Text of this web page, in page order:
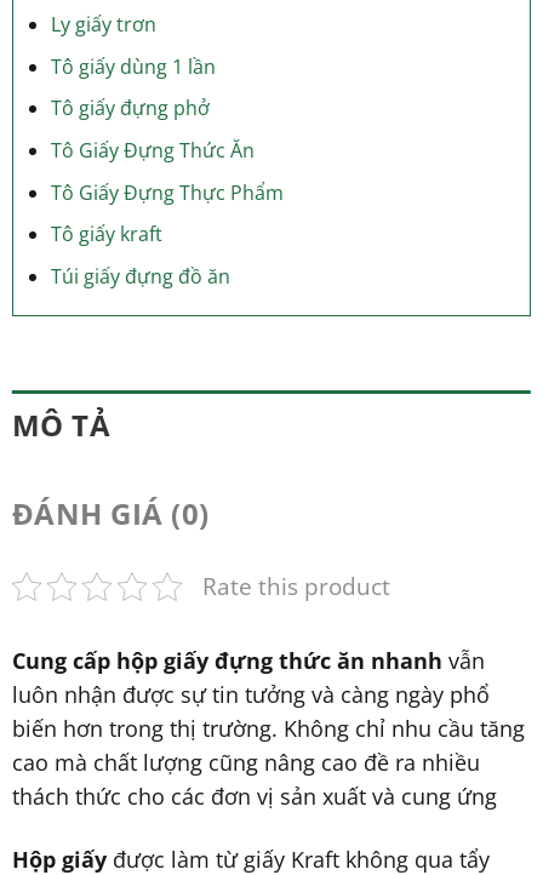
Ly giấy trơn
Tô giấy dùng 1 lần
Tô giấy đựng phở
Tô Giấy Đựng Thức Ăn
Tô Giấy Đựng Thực Phẩm
Tô giấy kraft
Túi giấy đựng đồ ăn
MÔ TẢ
ĐÁNH GIÁ (0)
Rate this product
Cung cấp hộp giấyđựng thức ăn nhanh vẫn
luôn nhận được sự tin tưởng và càng ngày phổ
biến hơn trong thị trường. Không chỉ nhu cầu tăng
cao mà chất lượng cũng nâng cao đề ra nhiều
thách thức cho các đơn vị sản xuất và cung ứng
Hộp giấyđược làm từ giấy Kraft không qua tẩy